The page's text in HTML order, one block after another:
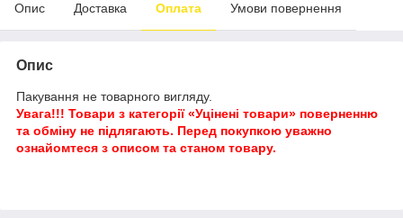
Опис Доставка Оплата Умови повернення
Опис
Пакування не товарного вигляду.
Увага!!! Товари з категорії «Уцінені товари» поверненню
та обміну не підлягають. Перед покупкою уважно
ознайомтеся з описом та станом товару.